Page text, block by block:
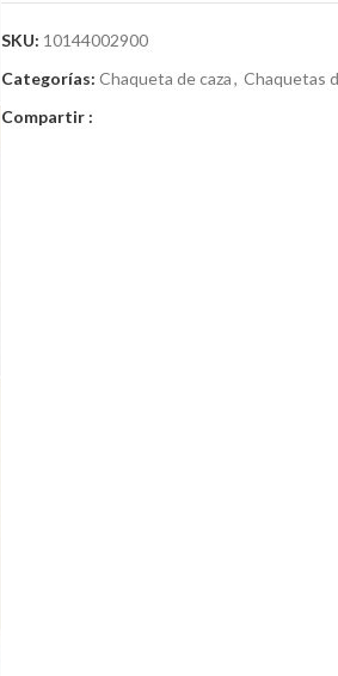
SKU: 10144002900
Categorías: Chaqueta de caza, Chaquetas
Compartir :